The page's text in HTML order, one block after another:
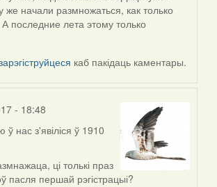
начали размножаться, как только
последние лета этому только
каб пакідаць каментары.
- 18:48
нас з'явіліся ў 1910
ці толькі праз
пасля першай рэгістрацыі?